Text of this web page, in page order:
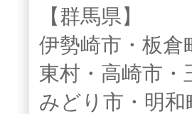
【群馬県】
伊勢崎市・板倉
東村・高崎市・
みどり市・明